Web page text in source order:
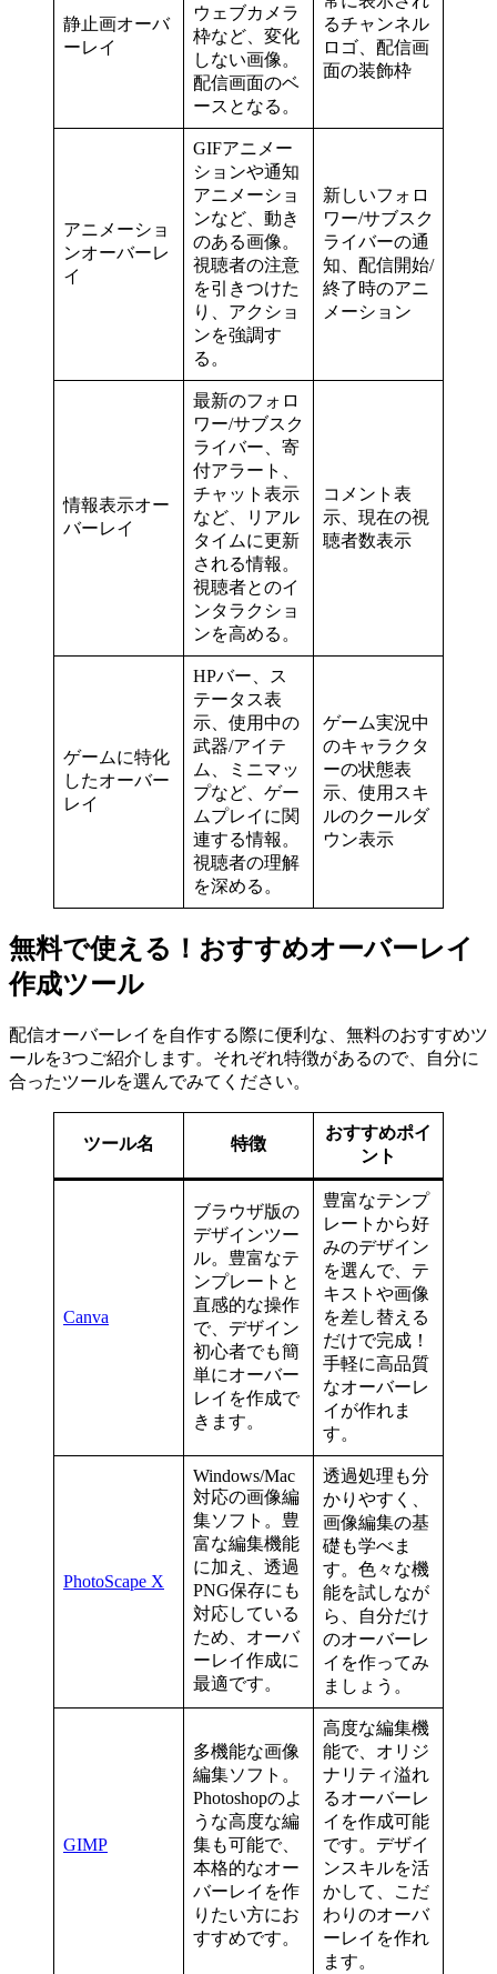
静止画オーバ
ーレイ
ウェブカメラ
枠など、変化
しない画像。
配信画面のベ
ースとなる。
るチャンネル
ロゴ、配信画
面の装飾枠
アニメーショ
ンオーバーレ
イ
GIFアニメー
ションや通知
アニメーショ
ンなど、動き
のある画像。
視聴者の注意
を引きつけた
り、アクショ
ンを強調す
る。
新しいフォロ
ワー/サブスク
ライバーの通
知、配信開始/
終了時のアニ
メーション
情報表示オー
バーレイ
最新のフォロ
ワー/サブスク
ライバー、寄
付アラート、
チャット表示
など、リアル
タイムに更新
される情報。
視聴者とのイ
ンタラクショ
ンを高める。
コメント表
示、現在の視
聴者数表示
ゲームに特化
したオーバー
レイ
HPバー、ス
テータス表
示、使用中の
武器/アイテ
ム、ミニマッ
プなど、ゲー
ムプレイに関
連する情報。
視聴者の理解
を深める。
ゲーム実況中
のキャラクタ
ーの状態表
示、使用スキ
ルのクールダ
ウン表示
無料で使える！おすすめオーバーレイ
作成ツール
配信オーバーレイを自作する際に便利な、無料のおすすめツ
ールを3つご紹介します。それぞれ特徴があるので、自分に
合ったツールを選んでみてください。
ツール名 特徴
おすすめポイ
ント
Canva
ブラウザ版の
デザインツー
ル。豊富なテ
ンプレートと
直感的な操作
で、デザイン
初心者でも簡
単にオーバー
レイを作成で
きます。
豊富なテンプ
レートから好
みのデザイン
を選んで、テ
キストや画像
を差し替える
だけで完成！
手軽に高品質
なオーバーレ
イが作れま
す。
PhotoScape X
Windows/Mac
対応の画像編
集ソフト。豊
富な編集機能
に加え、透過
PNG保存にも
対応している
ため、オーバ
ーレイ作成に
最適です。
透過処理も分
かりやすく、
画像編集の基
礎も学べま
す。色々な機
能を試しなが
ら、自分だけ
のオーバーレ
イを作ってみ
ましょう。
GIMP
多機能な画像
編集ソフト。
Photoshopのよ
うな高度な編
集も可能で、
本格的なオー
バーレイを作
りたい方にお
すすめです。
高度な編集機
能で、オリジ
ナリティ溢れ
るオーバーレ
イを作成可能
です。デザイ
ンスキルを活
かして、こだ
わりのオーバ
ーレイを作れ
ます。